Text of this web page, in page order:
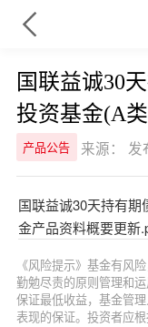
国联益诚30
投资基金(A
更新
产品公告 来源： 发
国联益诚30天持有
金产品资料概要更新
《风险提示》基金有风
勤勉尽责的原则管理和
保证最低收益，基金管
表现的保证。投资者应